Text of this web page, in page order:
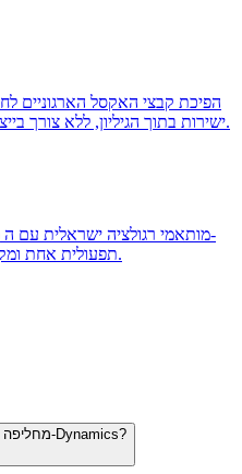
הפיכת קבצי האקסל הארגוניים
עם נתונים חיים מ-Dynamics ישירות בתוך הגיליון, ללא צורך בייצוא ידני.
Dynamics ERP לכדי שכבת AI תפעולית אחת ומקיפה.
האם תשתית BrainPack מחליפה את מערכת ה-Dynamics?